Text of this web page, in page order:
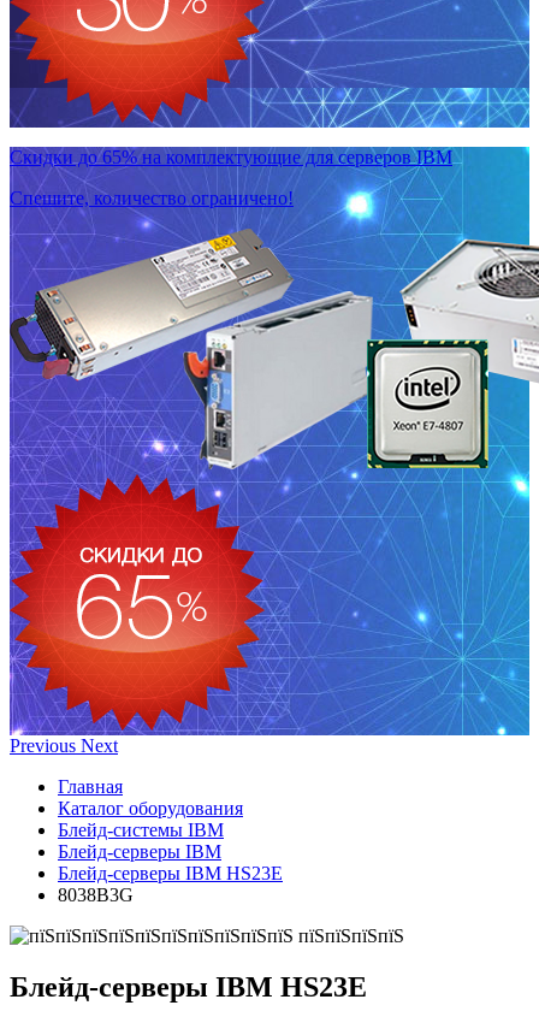
Скидки до 65% на комплектующие для серверов IBM
Спешите, количество ограничено!
Previous Next
Главная
Каталог оборудования
Блейд-системы IBM
Блейд-серверы IBM
Блейд-серверы IBM HS23E
8038B3G
Блейд-серверы IBM HS23E